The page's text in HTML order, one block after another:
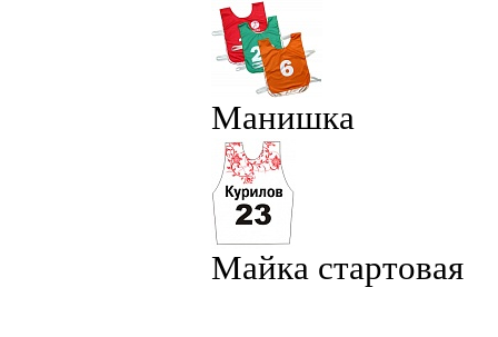
Манишка
Майка стартовая